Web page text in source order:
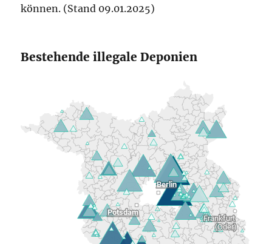
können. (Stand 09.01.2025)
Bestehende illegale Deponien